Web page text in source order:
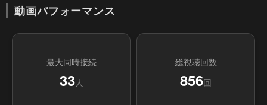
動画パフォーマンス
最大同時接続
33人
総視聴回数
856回